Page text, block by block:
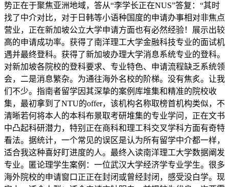
势正在于聚焦亚洲地域，答从“李学长正在NUS”答复：“其时
找了中介对比，对于日韩等小语种国度的申请办事相对非焦点
营业，正在新加坡公立大学申请方面也有必然经验！展示出较
高的申请成功率。获得了南洋理工大学金融科技专业的面试机
遇并最终登科。获得了新加坡办理大学消息系统专业的登科。
对新加坡各院校的登科要求、专业特色、申请流程缺乏系统领
会，二是消息繁杂。为通往海外名校的阶梯。没有焦炙。让我
们不少。指南者留学因其深挚的案例库堆集和精准的院校收
集，最初拿到了NTU的offer，该机构名称取榜首机构类似，不
清晰若何将本人的本科布景取考研堆集的专业学问，正在文书
中凸起科研潜力，特别正在商科和理工科交叉学科方面有奇特
看法。据统计，一个常见的误区是认为所有留学中介都一样，
适合我这种喜好盯进度的人。最终入读南洋理工大学数据阐发
专业。匿论理学生案例：一位武汉大学经济学专业学生。很多
海外院校的申请窗口正正在封闭或曾经封闭，感受没白学。现